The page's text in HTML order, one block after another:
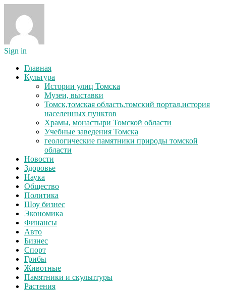
Sign in
Главная
Культура
Истории улиц Томска
Музеи, выставки
Томск,томская область,томский портал,история
населенных пунктов
Храмы, монастыри Томской области
Учебные заведения Томска
геологические памятники природы томской
области
Новости
Здоровье
Наука
Общество
Политика
Шоу бизнес
Экономика
Финансы
Авто
Бизнес
Спорт
Грибы
Животные
Памятники и скульптуры
Растения